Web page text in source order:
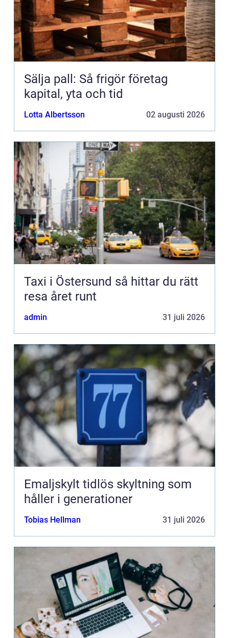
Sälja pall: Så frigör företag
kapital, yta och tid
Lotta Albertsson 02 augusti 2026
Taxi i Östersund så hittar du rätt
resa året runt
admin 31 juli 2026
Emaljskylt tidlös skyltning som
håller i generationer
Tobias Hellman 31 juli 2026